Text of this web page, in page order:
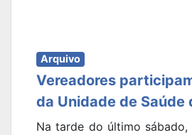
Arquivo
Vereadores
da Unidade de Saúde
Na tarde do último sábado,